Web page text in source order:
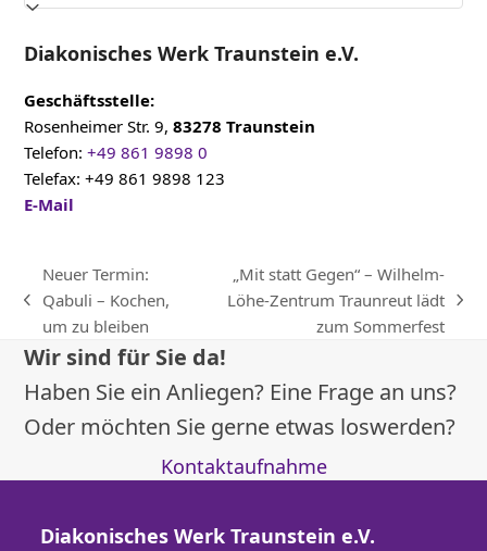
Diakonisches Werk Traunstein e.V.
Geschäftsstelle:
Rosenheimer Str. 9,83278 Traunstein
Telefon:+49 861 9898 0
Telefax: +49 861 9898 123
E-Mail
vorheriger
Beitrag:
Neuer Termin:
Qabuli – Kochen,
um zu bleiben
Nächster
„Mit statt Gegen“ – Wilhelm-
Löhe-Zentrum Traunreut lädt
zum Sommerfest
Wir sind für Sie da!
Haben Sie ein Anliegen? Eine Frage an uns?
Oder möchten Sie gerne etwas loswerden?
Kontaktaufnahme
Diakonisches Werk Traunstein e.V.